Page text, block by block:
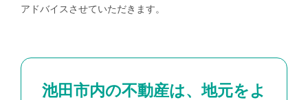
アドバイスさせていただきます。
池田市内の不動産は、地元をよ